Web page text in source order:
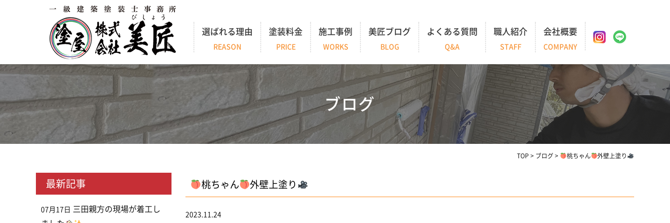
選ばれる理由
REASON
塗装料金
PRICE
施工事例
WORKS
美匠ブログ
BLOG
よくある質問
Q&A
職人紹介
STAFF
会社概要
COMPANY
ブログ
TOP > ブログ > 桃ちゃん 外壁上塗り
桃ちゃん 外壁上塗り
2023.11.24
最新記事
07月17日
三田親方の現場が着工し